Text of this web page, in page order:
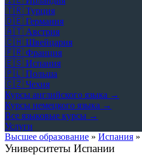
🇹🇷 Турция
🇩🇪 Германия
🇦🇹 Австрия
🇨🇭 Швейцария
🇫🇷 Франция
🇪🇸 Испания
🇵🇱 Польша
🇨🇿 Чехия
Курсы английского языка →
Курсы немецкого языка →
Все языковые курсы →
Услуги
Высшее образование » Испания »
Университеты Испании